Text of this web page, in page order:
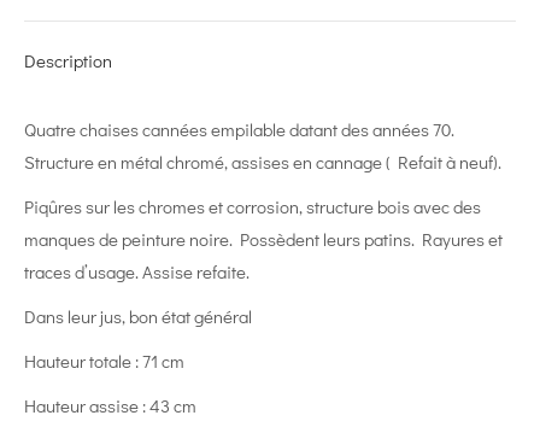
Description
Quatre chaises cannées empilable datant des années 70.
Structure en métal chromé, assises en cannage ( Refait à neuf).
Piqûres sur les chromes et corrosion, structure bois avec des
manques de peinture noire. Possèdent leurs patins. Rayures et
traces d’usage. Assise refaite.
Dans leur jus, bon état général
Hauteur totale : 71 cm
Hauteur assise : 43 cm